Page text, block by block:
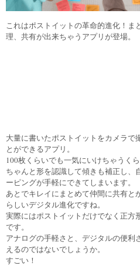
これはポストイットの革命的進化！ま
理、共有が出来ちゃうアプリが登場。
大量に書いたポストイットをカメラで
とができるアプリ。
100枚くらいでも一気にいけちゃうく
ちゃんと形を認識して傾きも補正し、
ーピングが手軽にできてしまいます。
あとでキレイにまとめて仲間に共有と
らしいデジタル進化ですね。
実際にはポストイットだけでなく正方
です。
アナログの手軽さと、デジタルの便利
えるのではないでしょうか。
すごい！